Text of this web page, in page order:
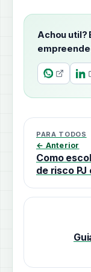
Achou util?
PARA TODOS
← Anterior
Como
de risco PJ